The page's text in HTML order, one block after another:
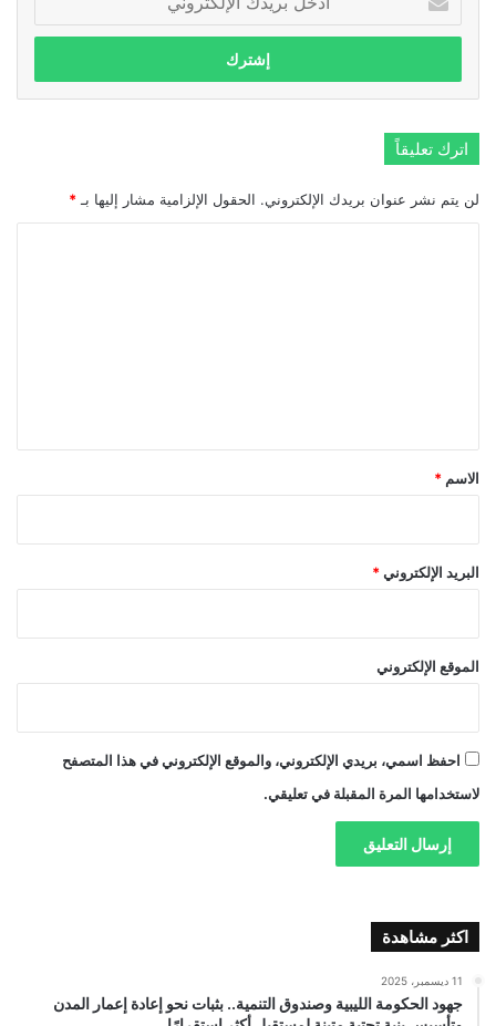
بريدك
الإلكتروني
اترك تعليقاً
لن يتم نشر عنوان بريدك الإلكتروني. الحقول الإلزامية مشار إليها بـ *
*
الاسم *
البريد الإلكتروني *
الموقع الإلكتروني
احفظ اسمي، بريدي الإلكتروني، والموقع الإلكتروني في هذا المتصفح
لاستخدامها المرة المقبلة في تعليقي.
اكثر مشاهدة
11 ديسمبر، 2025
جهود الحكومة الليبية وصندوق التنمية.. بثبات نحو إعادة إعمار المدن